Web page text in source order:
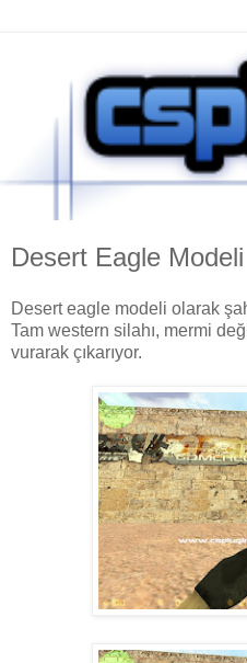
Desert Eagle Modeli
Desert eagle modeli olarak
Tam western silahı, mermi
vurarak çıkarıyor.